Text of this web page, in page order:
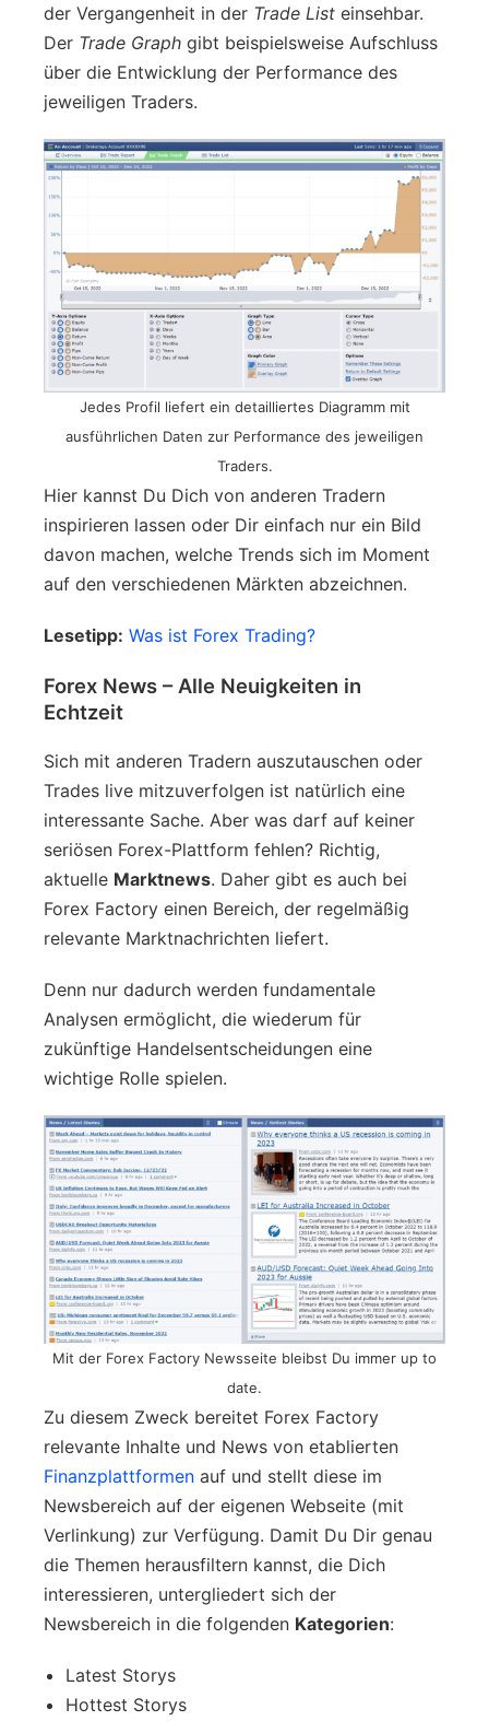
der Vergangenheit in der Trade List einsehbar.
Der Trade Graph gibt beispielsweise Aufschluss
über die Entwicklung der Performance des
jeweiligen Traders.
Jedes Profil liefert ein detailliertes Diagramm mit
ausführlichen Daten zur Performance des jeweiligen
Traders.
Hier kannst Du Dich von anderen Tradern
inspirieren lassen oder Dir einfach nur ein Bild
davon machen, welche Trends sich im Moment
auf den verschiedenen Märkten abzeichnen.
Lesetipp: Was ist Forex Trading?
Forex News – Alle Neuigkeiten in
Echtzeit
Sich mit anderen Tradern auszutauschen oder
Trades live mitzuverfolgen ist natürlich eine
interessante Sache. Aber was darf auf keiner
seriösen Forex-Plattform fehlen? Richtig,
aktuelle Marktnews. Daher gibt es auch bei
Forex Factory einen Bereich, der regelmäßig
relevante Marktnachrichten liefert.
Denn nur dadurch werden fundamentale
Analysen ermöglicht, die wiederum für
zukünftige Handelsentscheidungen eine
wichtige Rolle spielen.
Mit der Forex Factory Newsseite bleibst Du immer up to
date.
Zu diesem Zweck bereitet Forex Factory
relevante Inhalte und News von etablierten
Finanzplattformen auf und stellt diese im
Newsbereich auf der eigenen Webseite (mit
Verlinkung) zur Verfügung. Damit Du Dir genau
die Themen herausfiltern kannst, die Dich
interessieren, untergliedert sich der
Newsbereich in die folgenden Kategorien:
Latest Storys
Hottest Storys